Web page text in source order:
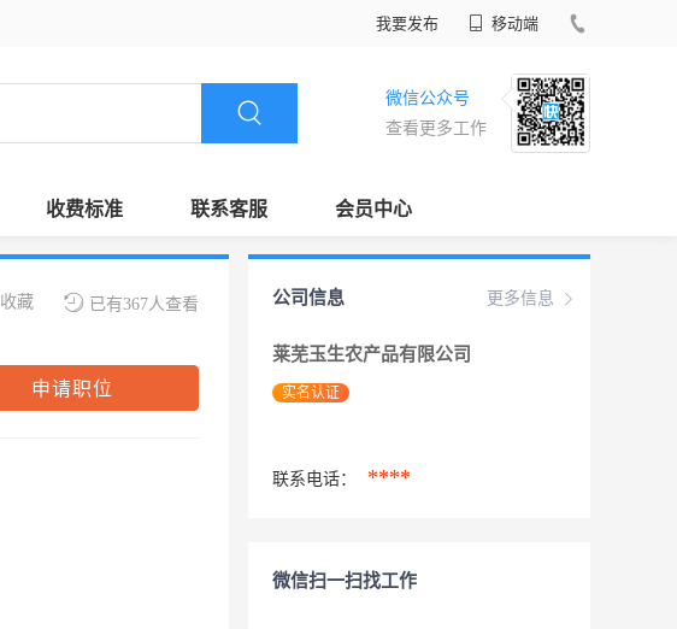
我要发布 移动端
微信公众号
查看更多工作
收费标准 联系客服 会员中心
已有367人查看
收藏
申请职位
更多信息
公司信息
莱芜玉生农产品有限公司
实名认证
联系电话： ****
微信扫一扫找工作